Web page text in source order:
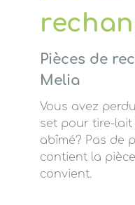
Pièces de
Melia
Vous avez
set pour tire-lait
abîmé? Pas de
contient la
convient.